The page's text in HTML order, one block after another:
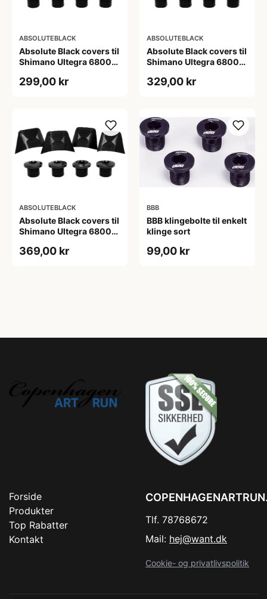
ABSOLUTEBLACK
Absolute Black covers til
Shimano Ultegra 6800
299,00 kr
ABSOLUTEBLACK
Absolute Black covers til
Shimano Ultegra 6800
329,00 kr
ABSOLUTEBLACK
Absolute Black covers til
Shimano Ultegra 6800
369,00 kr
BBB
BBB klingebolte til enkelt
klinge sort
99,00 kr
Forside
Produkter
Top Rabatter
Kontakt
Tlf. 78768672
Mail: hej@want.dk
Cookie- og privatlivspolitik